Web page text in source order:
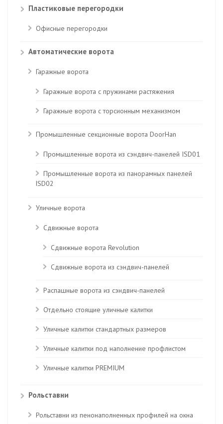
Пластиковые перегородки
Офисные перегородки
Автоматические ворота
Гаражные ворота
Гаражные ворота с пружинами растяжения
Гаражные ворота с торсионным механизмом
Промышленные секционные ворота DoorHan
Промышленные ворота из сэндвич-панелей ISD01
Промышленные ворота из панорамных панелей
ISD02
Уличные ворота
Сдвижные ворота
Сдвижные ворота Revolution
Сдвижные ворота из сэндвич-панелей
Распашные ворота из сэндвич-панелей
Отдельно стоящие уличные калитки
Уличные калитки стандартных размеров
Уличные калитки под наполнение профлистом
Уличные калитки PREMIUM
Рольставни
Рольставни из пенонаполненных профилей на окна